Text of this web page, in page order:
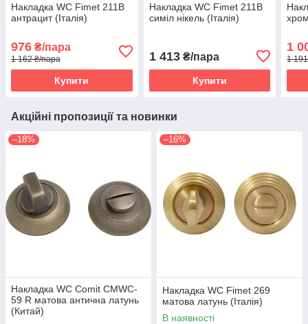
Накладка WC Fimet 211B
антрацит (Італія)
976 ₴/пара
1 162 ₴/пара
Купити
Накладка WC Fimet 211B
симіл нікель (Італія)
1 413₴/пара
Купити
1
1
Акційні пропозиції та новинки
–18%
Накладка WC Comit CMWC-
59 R матова антична латунь
(Китай)
–16%
Накладка WC Fimet 269
матова латунь (Італія)
В наявності